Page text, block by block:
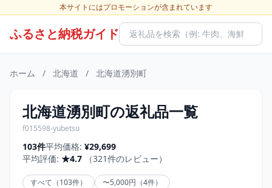
本サイトにはプロモーションが含まれています
ふるさと納税ガイド
ホーム / 北海道 / 北海道湧別町
北海道湧別町の返礼品一覧
f015598-yubetsu
103件平均価格: ¥29,699
平均評価: ★4.7 （321件のレビュー）
すべて（103件）
〜5,000円（4件）